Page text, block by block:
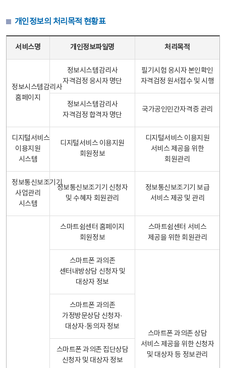
개인정보의 처리목적 현황표
서비스명 개인정보파일명 처리목적
정보시스템감리사
홈페이지
정보시스템감리사
자격검정 응시자 명단
필기시험 응시자 본인확인
자격검정 원서접수 및 시행
정보시스템감리사
자격검정 합격자 명단
국가공인민간자격증 관리
디지털서비스
이용지원
시스템
디지털서비스 이용지원
회원정보
디지털서비스 이용지원
서비스 제공을 위한
회원관리
정보통신보조기기
사업관리
시스템
정보통신보조기기 신청자
및 수혜자 회원관리
정보통신보조기기 보급
서비스 제공 및 관리
스마트쉼센터 홈페이지
회원정보
스마트쉼센터 서비스
제공을 위한 회원관리
스마트폰 과의존
센터내방상담 신청자 및
대상자 정보
스마트폰 과의존 상담
서비스 제공을 위한 신청자
및 대상자 등 정보관리
스마트폰 과의존
가정방문상담 신청자·
대상자·동의자 정보
스마트폰 과의존 집단상담
신청자 및 대상자 정보